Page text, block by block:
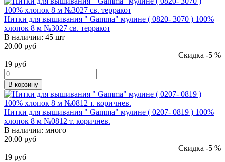
Нитки для вышивания " Gamma" мулине ( 0820- 3070 ) 100%
хлопок 8 м №3027 св. терракот
В наличии: 45 шт
20.00 руб
Скидка -5 %
19 руб
В корзину
Нитки для вышивания " Gamma" мулине ( 0207- 0819 ) 100%
хлопок 8 м №0812 т. коричнев.
В наличии: много
20.00 руб
Скидка -5 %
19 руб